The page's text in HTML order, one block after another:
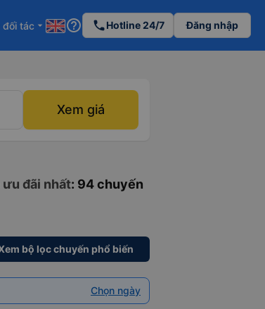
đối tác arrow_drop_down help_outline phoneHotline 24/7 Đăng nhập
Xem giá
ưu đãi nhất: 94 chuyến
bộ lọc chuyến phổ biến
Chọn ngày